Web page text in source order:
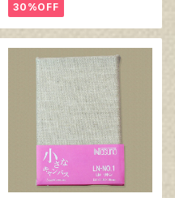
30%OFF